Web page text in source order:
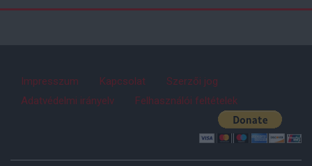
Impresszum Kapcsolat
Szerzői jog
Adatvédelmi irányelv
Felhasználói feltételek